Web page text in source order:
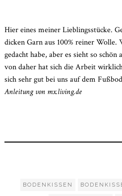
Hier eines meiner Lieblingsstücke.
dicken Garn aus 100% reiner Wolle.
gedacht habe, aber es sieht so schön
von daher hat sich die Arbeit
sich sehr gut bei uns auf dem
Anleitung von mx.living.de
BODENKISSEN